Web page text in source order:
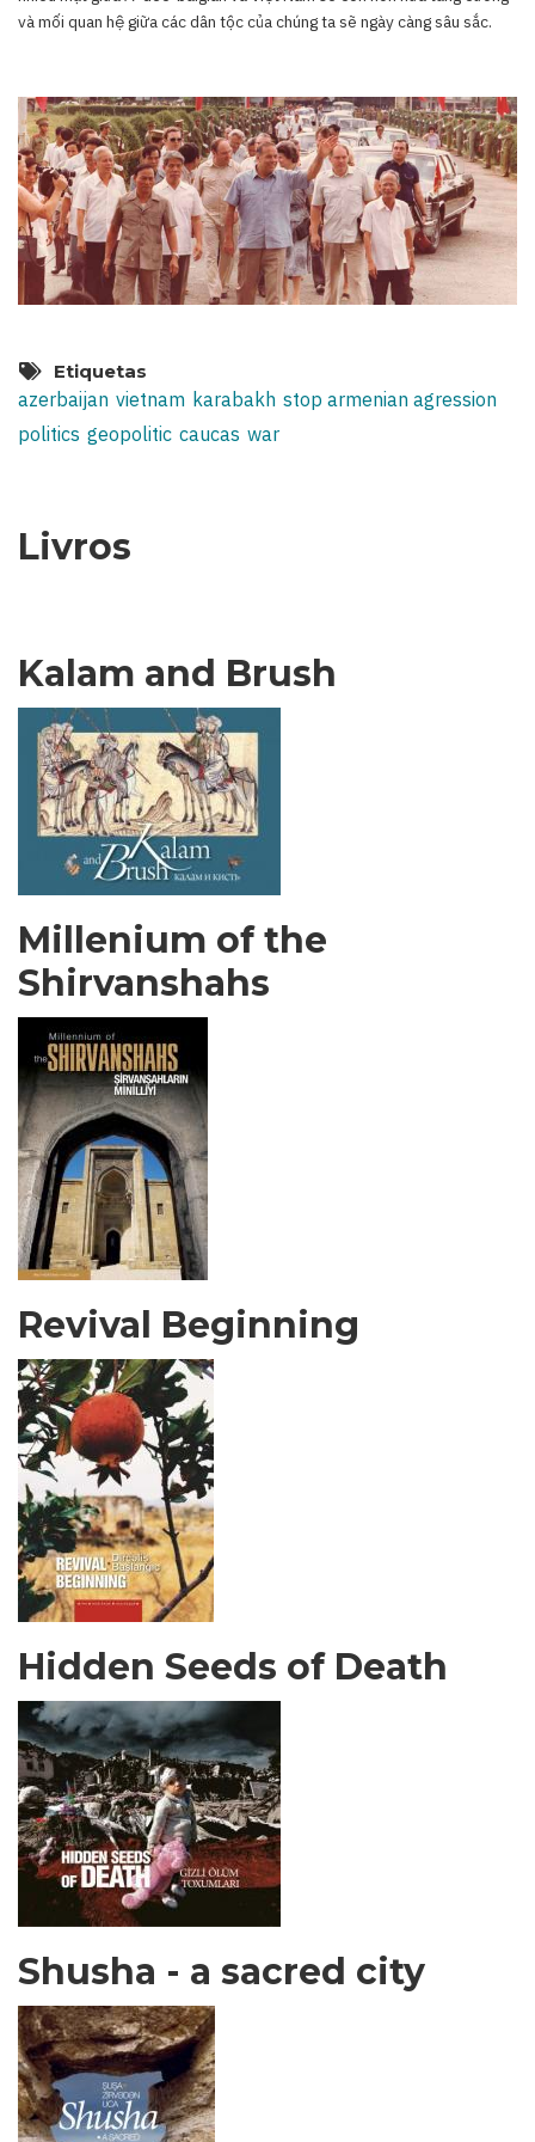
và mối quan hệ giữa các dân tộc của chúng ta sẽ ngày càng sâu sắc.
Etiquetas
azerbaijan vietnam karabakh stop armenian agression
politics geopolitic caucas war
Livros
Kalam and Brush
Millenium of the
Shirvanshahs
Revival Beginning
Hidden Seeds of Death
Shusha - a sacred city